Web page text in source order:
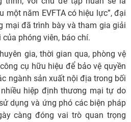
một năm EVFTA có hiệu lực”, đại
mại đã trình bày và tham gia giải
phóng viên, báo chí.
gia, thời gian qua, phòng vệ
cụ hữu hiệu để bảo vệ quyền
ngành sản xuất nội địa trong bối
hiệp định thương mại tự do
dụng và ứng phó các biện pháp
càng đóng vai trò quan trọng